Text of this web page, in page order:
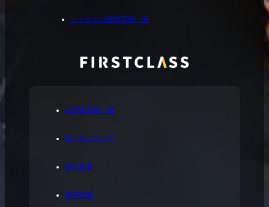
お買取実績一覧
私たちについて
会社概要
採用情報
シャネルの買取実績一覧